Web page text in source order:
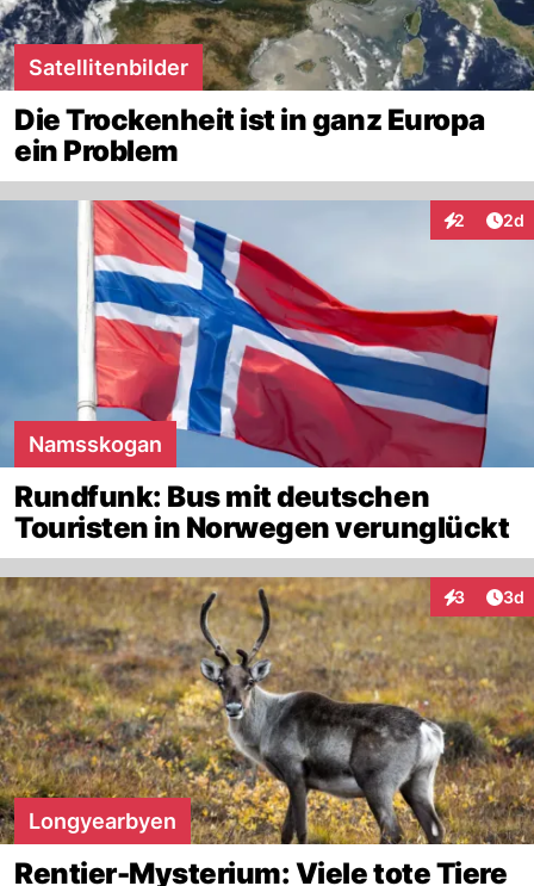
Satellitenbilder
Die Trockenheit ist in ganz Europa
ein Problem
2 2d
Namsskogan
Rundfunk: Bus mit deutschen
Touristen in Norwegen verunglückt
3 3d
Longyearbyen
Rentier-Mysterium: Viele tote Tiere